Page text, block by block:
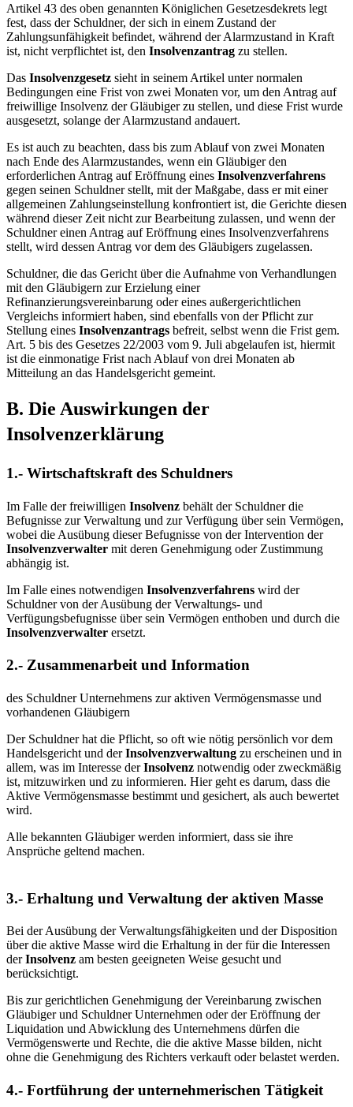
Artikel 43 des oben genannten Königlichen Gesetzesdekrets legt
fest, dass der Schuldner, der sich in einem Zustand der
Zahlungsunfähigkeit befindet, während der Alarmzustand in Kraft
ist, nicht verpflichtet ist, den Insolvenzantrag zu stellen.
Das Insolvenzgesetz sieht in seinem Artikel unter normalen
Bedingungen eine Frist von zwei Monaten vor, um den Antrag auf
freiwillige Insolvenz der Gläubiger zu stellen, und diese Frist wurde
ausgesetzt, solange der Alarmzustand andauert.
Es ist auch zu beachten, dass bis zum Ablauf von zwei Monaten
nach Ende des Alarmzustandes, wenn ein Gläubiger den
erforderlichen Antrag auf Eröffnung eines Insolvenzverfahrens
gegen seinen Schuldner stellt, mit der Maßgabe, dass er mit einer
allgemeinen Zahlungseinstellung konfrontiert ist, die Gerichte diesen
während dieser Zeit nicht zur Bearbeitung zulassen, und wenn der
Schuldner einen Antrag auf Eröffnung eines Insolvenzverfahrens
stellt, wird dessen Antrag vor dem des Gläubigers zugelassen.
Schuldner, die das Gericht über die Aufnahme von Verhandlungen
mit den Gläubigern zur Erzielung einer
Refinanzierungsvereinbarung oder eines außergerichtlichen
Vergleichs informiert haben, sind ebenfalls von der Pflicht zur
Stellung eines Insolvenzantrags befreit, selbst wenn die Frist gem.
Art. 5 bis des Gesetzes 22/2003 vom 9. Juli abgelaufen ist, hiermit
ist die einmonatige Frist nach Ablauf von drei Monaten ab
Mitteilung an das Handelsgericht gemeint.
B. Die Auswirkungen der
Insolvenzerklärung
1.- Wirtschaftskraft des Schuldners
Im Falle der freiwilligen Insolvenz behält der Schuldner die
Befugnisse zur Verwaltung und zur Verfügung über sein Vermögen,
wobei die Ausübung dieser Befugnisse von der Intervention der
Insolvenzverwalter mit deren Genehmigung oder Zustimmung
abhängig ist.
Im Falle eines notwendigen Insolvenzverfahrens wird der
Schuldner von der Ausübung der Verwaltungs- und
Verfügungsbefugnisse über sein Vermögen enthoben und durch die
Insolvenzverwalter ersetzt.
2.- Zusammenarbeit und Information
des Schuldner Unternehmens zur aktiven Vermögensmasse und
vorhandenen Gläubigern
Der Schuldner hat die Pflicht, so oft wie nötig persönlich vor dem
Handelsgericht und derInsolvenzverwaltung zu erscheinen und in
allem, was im Interesse derInsolvenz notwendig oder zweckmäßig
ist, mitzuwirken und zu informieren. Hier geht es darum, dass die
Aktive Vermögensmasse bestimmt und gesichert, als auch bewertet
wird.
Alle bekannten Gläubiger werden informiert, dass sie ihre
Ansprüche geltend machen.
3.- Erhaltung und Verwaltung der aktiven Masse
Bei der Ausübung der Verwaltungsfähigkeiten und der Disposition
über die aktive Masse wird die Erhaltung in der für die Interessen
derInsolvenz am besten geeigneten Weise gesucht und
berücksichtigt.
Bis zur gerichtlichen Genehmigung der Vereinbarung zwischen
Gläubiger und Schuldner Unternehmen oder der Eröffnung der
Liquidation und Abwicklung des Unternehmens dürfen die
Vermögenswerte und Rechte, die die aktive Masse bilden, nicht
ohne die Genehmigung des Richters verkauft oder belastet werden.
4.- Fortführung der unternehmerischen Tätigkeit